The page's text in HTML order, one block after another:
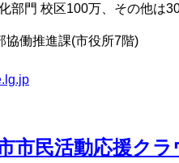
部門 校区100万、その他は
協働推進課(市役所7階)
市民活動応援ク